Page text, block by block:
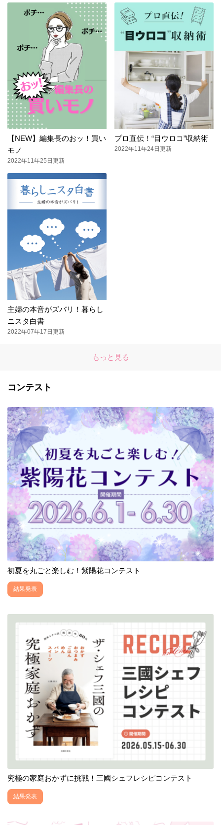
【NEW】編集長のおッ！買い
モノ
2022年11年25日更新
プロ直伝！“目ウロコ”収納術
2022年11年24日更新
主婦の本音がズバリ！暮らし
ニスタ白書
2022年07年17日更新
もっと見る
コンテスト
初夏を丸ごと楽しむ！紫陽花コンテスト
結果発表
究極の家庭おかずに挑戦！三國シェフレシピコンテスト
結果発表